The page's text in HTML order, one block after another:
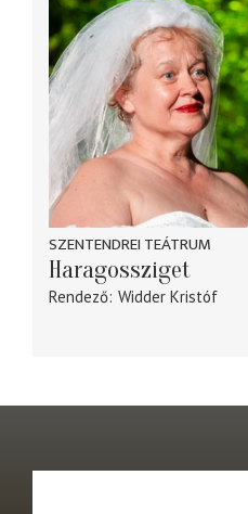
SZENTENDREI TEÁTRUM
Haragossziget
Rendező Widder Kristóf